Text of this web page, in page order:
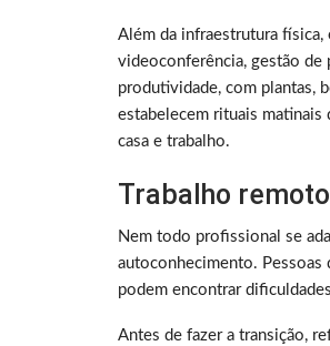
Além da infraestrutura
videoconferência, gestão de
produtividade, com plantas,
estabelecem rituais matinais
casa e trabalho.
Trabalho
Nem todo profissional se
autoconhecimento. Pessoas
podem encontrar
Antes de fazer a transição,